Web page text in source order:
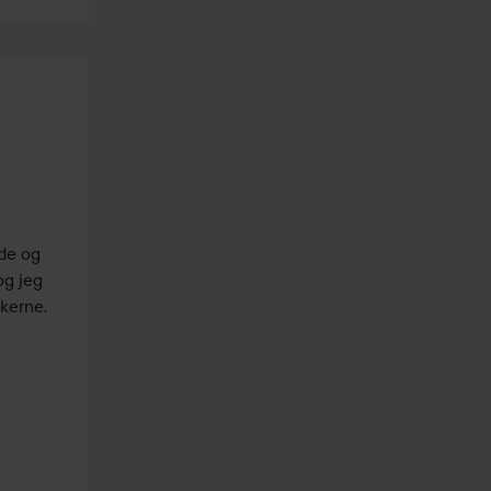
og
jeg